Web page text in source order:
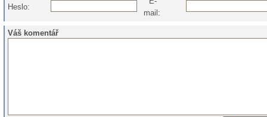
Heslo:
mail:
Váš komentář